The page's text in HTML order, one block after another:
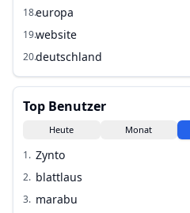
18.europa
19.website
20.deutschland
Top Benutzer
Heute Monat
1. Zynto
2. blattlaus
3. marabu